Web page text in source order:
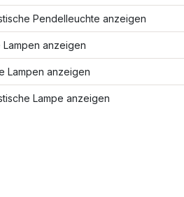
Pendelleuchte anzeigen
anzeigen
Lampen anzeigen
Lampe anzeigen